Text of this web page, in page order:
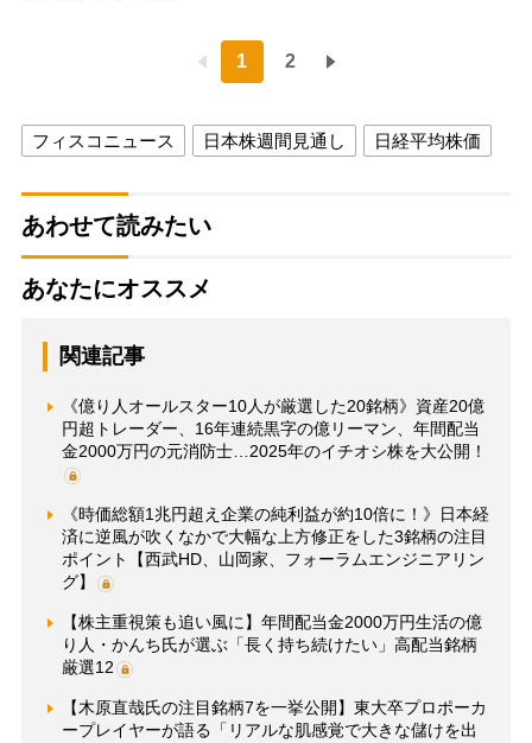
1 2
フィスコニュース 日本株週間見通し 日経平均株価
あわせて読みたい
あなたにオススメ
関連記事
《億り人オールスター10人が厳選した20銘柄》資産20億
円超トレーダー、16年連続黒字の億リーマン、年間配当
金2000万円の元消防士…2025年のイチオシ株を大公開！
《時価総額1兆円超え企業の純利益が約10倍に！》日本経
済に逆風が吹くなかで大幅な上方修正をした3銘柄の注目
ポイント【西武HD、山岡家、フォーラムエンジニアリン
グ】
【株主重視策も追い風に】年間配当金2000万円生活の億
り人・かんち氏が選ぶ「長く持ち続けたい」高配当銘柄
厳選12
【木原直哉氏の注目銘柄7を一挙公開】東大卒プロポーカ
ープレイヤーが語る「リアルな肌感覚で大きな儲けを出